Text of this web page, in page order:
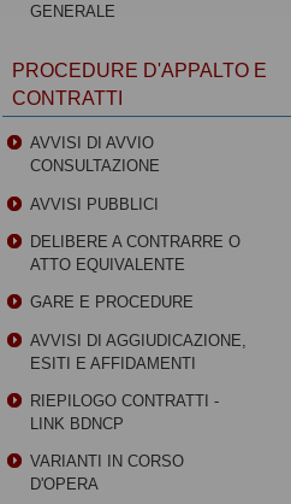
GENERALE
PROCEDURE D'APPALTO E
CONTRATTI
AVVISI DI AVVIO
CONSULTAZIONE
AVVISI PUBBLICI
DELIBERE A CONTRARRE O
ATTO EQUIVALENTE
GARE E PROCEDURE
AVVISI DI AGGIUDICAZIONE,
ESITI E AFFIDAMENTI
RIEPILOGO CONTRATTI -
LINK BDNCP
VARIANTI IN CORSO
D'OPERA